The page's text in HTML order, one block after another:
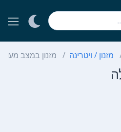
מזנון / ויטרינה מזנון במצב